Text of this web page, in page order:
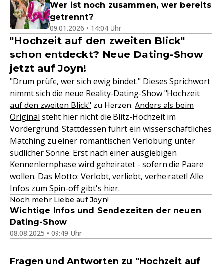
Wer ist noch zusammen, wer bereits
getrennt?
09.01.2026 • 14:04 Uhr
"Hochzeit auf den zweiten Blick"
schon entdeckt? Neue Dating-Show
jetzt auf Joyn!
"Drum prüfe, wer sich ewig bindet." Dieses Sprichwort
nimmt sich die neue Reality-Dating-Show"Hochzeit
auf den zweiten Blick" zu Herzen. Anders als beim
Original steht hier nicht die Blitz-Hochzeit im
Vordergrund. Stattdessen führt ein wissenschaftliches
Matching zu einer romantischen Verlobung unter
südlicher Sonne. Erst nach einer ausgiebigen
Kennenlernphase wird geheiratet - sofern die Paare
wollen. Das Motto: Verlobt, verliebt, verheiratet! Alle
Infos zum Spin-offgibt's hier.
Noch mehr Liebe auf Joyn!
Wichtige Infos und Sendezeiten der neuen
Dating-Show
08.08.2025 • 09:49 Uhr
Fragen und Antworten zu "Hochzeit auf